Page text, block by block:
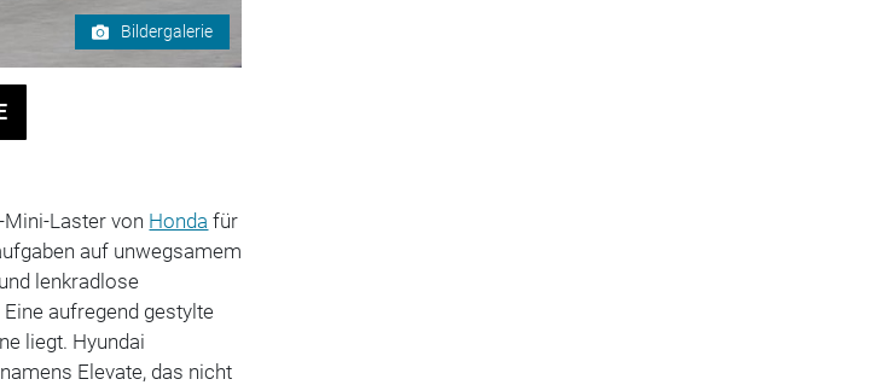
Bildergalerie
Laster von Honda für
auf unwegsamem
lenkradlose
aufregend gestylte
liegt. Hyundai
Elevate, das nicht